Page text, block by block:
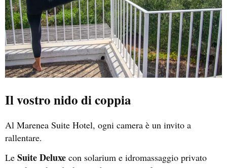
Il vostro nido di coppia
Al Marenea Suite Hotel, ogni camera è un invito a
rallentare.
Le Suite Deluxe con solarium e idromassaggio privato